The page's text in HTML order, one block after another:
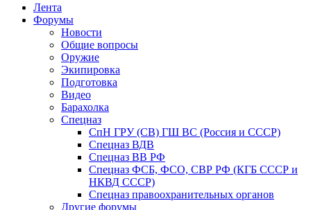
Лента
Форумы
Новости
Общие вопросы
Оружие
Экипировка
Подготовка
Видео
Барахолка
Спецназ
СпН ГРУ (СВ) ГШ ВС (Россия и СССР)
Спецназ ВДВ
Спецназ ВВ РФ
Спецназ ФСБ, ФСО, СВР РФ (КГБ СССР и
НКВД СССР)
Спецназ правоохранительных органов
Другие форумы